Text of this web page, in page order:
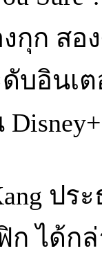
กุก สอ
บอินเต
ปร
ก ได้ก